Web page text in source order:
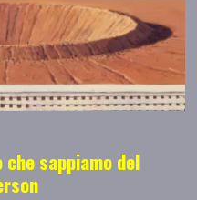
sappiamo del